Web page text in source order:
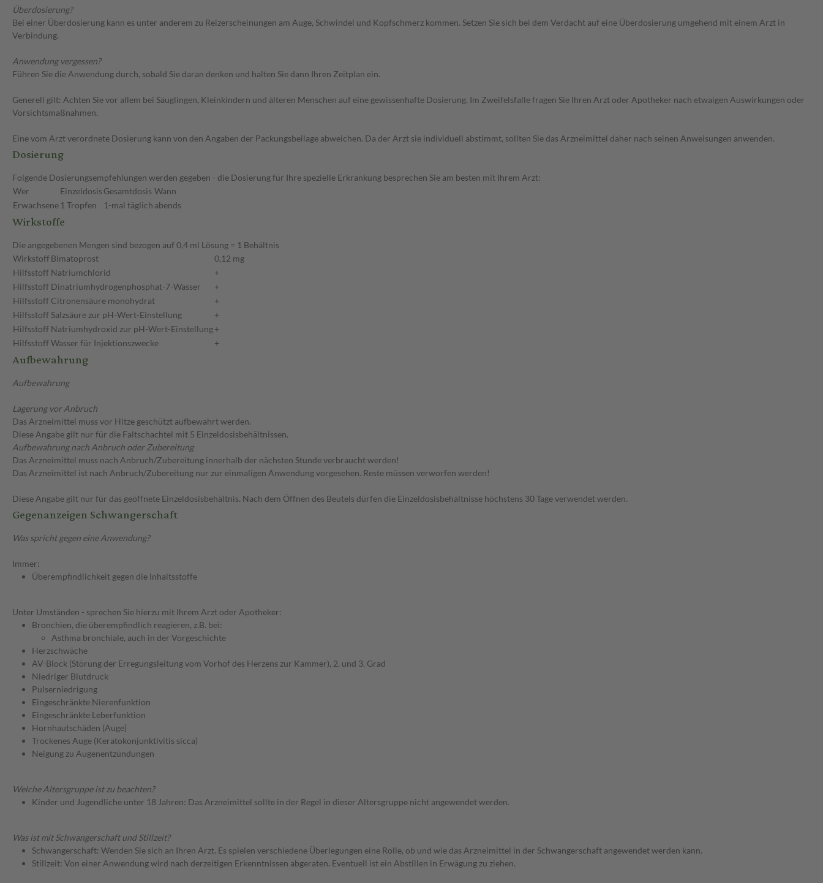
Überdosierung?
Bei einer Überdosierung kann es unter anderem zu Reizerscheinungen am Auge, Schwindel und Kopfschmerz kommen. Setzen Sie sich bei dem Verdacht auf eine Überdosierung umgehend mit einem Arzt in
Verbindung.
Anwendung vergessen?
Führen Sie die Anwendung durch, sobald Sie daran denken und halten Sie dann Ihren Zeitplan ein.
Generell gilt: Achten Sie vor allem bei Säuglingen, Kleinkindern und älteren Menschen auf eine gewissenhafte Dosierung. Im Zweifelsfalle fragen Sie Ihren Arzt oder Apotheker nach etwaigen Auswirkungen oder
Vorsichtsmaßnahmen.
Eine vom Arzt verordnete Dosierung kann von den Angaben der Packungsbeilage abweichen. Da der Arzt sie individuell abstimmt, sollten Sie das Arzneimittel daher nach seinen Anweisungen anwenden.
Dosierung
Folgende Dosierungsempfehlungen werden gegeben - die Dosierung für Ihre spezielle Erkrankung besprechen Sie am besten mit Ihrem Arzt:
Wer
Einzeldosis Gesamtdosis Wann
Erwachsene 1 Tropfen 1-mal täglich abends
Wirkstoffe
Die angegebenen Mengen sind bezogen auf 0,4 ml Lösung = 1 Behältnis
WirkstoffBimatoprost
0,12 mg
Hilfsstoff Natriumchlorid
+
Hilfsstoff Dinatriumhydrogenphosphat-7-Wasser
+
Hilfsstoff Citronensäure monohydrat
+
Hilfsstoff Salzsäure zur pH-Wert-Einstellung
+
Hilfsstoff Natriumhydroxid zur pH-Wert-Einstellung+
HilfsstoffWasser für Injektionszwecke +
Aufbewahrung
Aufbewahrung
Lagerung vor Anbruch
Das Arzneimittel muss vor Hitze geschützt aufbewahrt werden.
Diese Angabe gilt nur für die Faltschachtel mit 5 Einzeldosisbehältnissen.
Aufbewahrung nach Anbruch oder Zubereitung
Das Arzneimittel muss nach Anbruch/Zubereitung innerhalb der nächsten Stunde verbraucht werden!
Das Arzneimittel ist nach Anbruch/Zubereitung nur zur einmaligen Anwendung vorgesehen. Reste müssen verworfen werden!
Diese Angabe gilt nur für das geöffnete Einzeldosisbehältnis. Nach dem Öffnen des Beutels dürfen die Einzeldosisbehältnisse höchstens 30 Tage verwendet werden.
Gegenanzeigen Schwangerschaft
Was spricht gegen eine Anwendung?
Immer:
Überempfindlichkeit gegen die Inhaltsstoffe
Unter Umständen - sprechen Sie hierzu mit Ihrem Arzt oder Apotheker:
Bronchien, die überempfindlich reagieren, z.B. bei:
Asthma bronchiale, auch in der Vorgeschichte
Herzschwäche
AV-Block (Störung der Erregungsleitung vom Vorhof des Herzens zur Kammer), 2. und 3. Grad
Niedriger Blutdruck
Pulserniedrigung
Eingeschränkte Nierenfunktion
Eingeschränkte Leberfunktion
Hornhautschäden (Auge)
Trockenes Auge (Keratokonjunktivitis sicca)
Neigung zu Augenentzündungen
Welche Altersgruppe ist zu beachten?
Kinder und Jugendliche unter 18 Jahren: Das Arzneimittel sollte in der Regel in dieser Altersgruppe nicht angewendet werden.
Was ist mit Schwangerschaft und Stillzeit?
Schwangerschaft: Wenden Sie sich an Ihren Arzt. Es spielen verschiedene Überlegungen eine Rolle, ob und wie das Arzneimittel in der Schwangerschaft angewendet werden kann.
Stillzeit: Von einer Anwendung wird nach derzeitigen Erkenntnissen abgeraten. Eventuell ist ein Abstillen in Erwägung zu ziehen.